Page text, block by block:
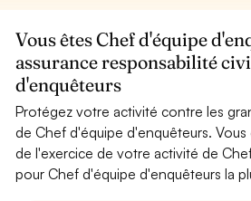
Vous êtes Chef d'équipe
assurance responsabilité
d'enquêteurs
Protégez votre activité contre les
de Chef d'équipe d'enquêteurs.
de l'exercice de votre activité de
pour Chef d'équipe d'enquêteurs la